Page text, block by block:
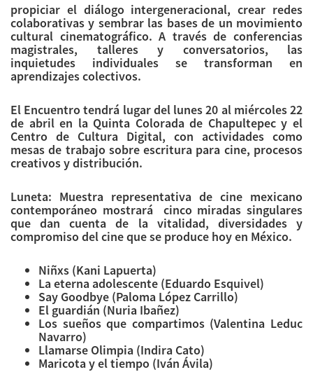
propiciar el diálogo intergeneracional, crear redes
colaborativas y sembrar las bases de un movimiento
cultural cinematográfico. A través de conferencias
magistrales, talleres y conversatorios, las
inquietudes individuales se transforman en
aprendizajes colectivos.
El Encuentro tendrá lugar del lunes 20 al miércoles 22
de abril en la Quinta Colorada de Chapultepec y el
Centro de Cultura Digital, con actividades como
mesas de trabajo sobre escritura para cine, procesos
creativos y distribución.
Luneta: Muestra representativa de cine mexicano
contemporáneo mostrará cinco miradas singulares
que dan cuenta de la vitalidad, diversidades y
compromiso del cine que se produce hoy en México.
Niñxs (Kani Lapuerta)
La eterna adolescente (Eduardo Esquivel)
Say Goodbye (Paloma López Carrillo)
El guardián (Nuria Ibañez)
Los sueños que compartimos (Valentina Leduc
Navarro)
Llamarse Olimpia (Indira Cato)
Maricota y el tiempo (Iván Ávila)